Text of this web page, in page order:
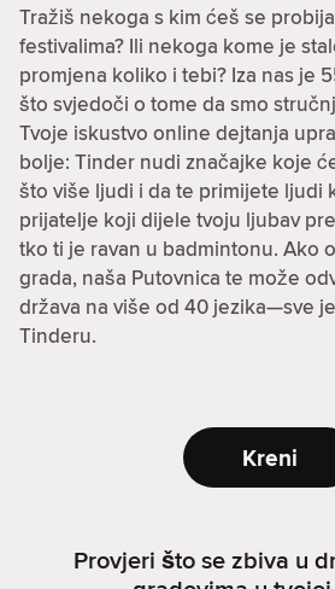
Tražiš nekoga s kim ćeš se
festivalima? Ili nekoga kome je
promjena koliko i tebi? Iza nas je
što svjedoči o tome da smo
Tvoje iskustvo online dejtanja
bolje: Tinder nudi značajke koje
što više ljudi i da te primijete ljudi
prijatelje koji dijele tvoju ljubav
tko ti je ravan u badmintonu. Ako
grada, naša Putovnica te može
država na više od 40 jezika—sve
Tinderu.
Kreni
Provjeri što se zbiva u